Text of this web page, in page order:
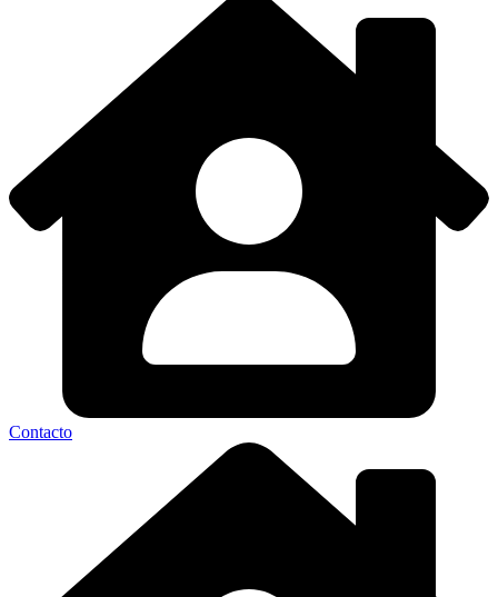
Contacto